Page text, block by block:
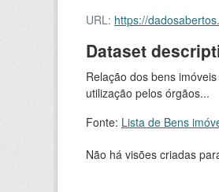
URL: https://
Dataset
Relação dos bens
utilização pelos órgãos...
Fonte: Lista de Bens
Não há visões criadas